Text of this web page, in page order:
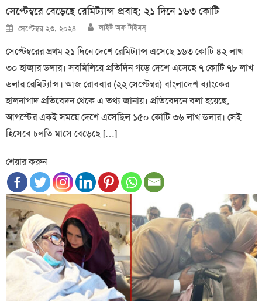
সেপ্টেম্বরে বেড়েছে রেমিট্যান্স প্রবাহ; ২১ দিনে ১৬৩ কোটি
Posted
on
সেপ্টেম্বর ২৩, ২০২৪ Author
লাইট অফ টাইমস্
সেপ্টেম্বরের প্রথম ২১ দিনে দেশে রেমিট্যান্স এসেছে ১৬৩ কোটি ৪২ লাখ
৩০ হাজার ডলার। সবমিলিয়ে প্রতিদিন গড়ে দেশে এসেছে ৭ কোটি ৭৮ লাখ
ডলার রেমিট্যান্স। আজ রোববার (২২ সেপ্টেম্বর) বাংলাদেশ ব্যাংকের
হালনাগাদ প্রতিবেদন থেকে এ তথ্য জানায়। প্রতিবেদনে বলা হয়েছে,
আগস্টের একই সময়ে দেশে এসেছিল ১৫০ কোটি ৩৬ লাখ ডলার। সেই
হিসেবে চলতি মাসে বেড়েছে […]
শেয়ার করুন